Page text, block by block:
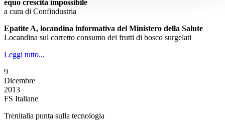
equo crescita impossibile
a cura di Confindustria
Epatite A, locandina informativa del Ministero della Salute
Locandina sul corretto consumo dei frutti di bosco surgelati
Leggi tutto...
9
Dicembre
2013
FS Italiane
Trenitalia punta sulla tecnologia